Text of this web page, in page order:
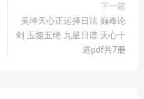
下一篇
吴坤天心正运择日法 巅峰论
剑 玉髓五绝 九星日谱 天心十
道pdf共7册